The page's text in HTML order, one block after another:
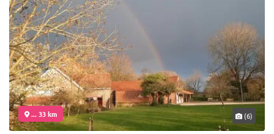
... 33 km (6)